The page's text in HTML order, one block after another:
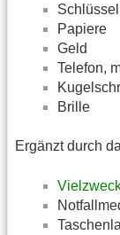
Schlüssel
Papiere
Geld
Telefon,
Brille
Ergänzt durch